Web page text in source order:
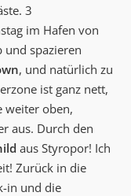
3
im Hafen von
und spazieren
, und natürlich zu
ist ganz nett,
weiter oben,
aus. Durch den
aus Styropor! Ich
Zurück in die
in und die